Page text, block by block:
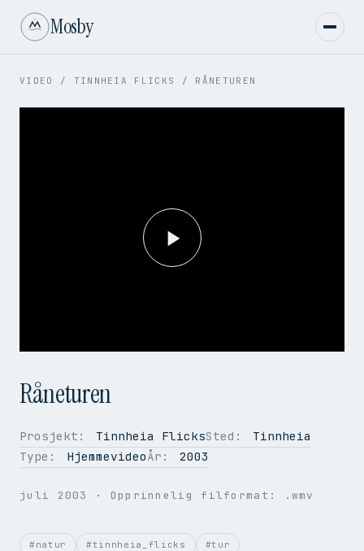
Mosby
VIDEO / TINNHEIA FLICKS / RÅNETUREN
Play
OPPLØSNING 384 × 288
BITRATE 1.3 Mbps
Råneturen
Prosjekt: Tinnheia FlicksSted:
Tinnheia
Type:
HjemmevideoÅr: 2003
juli 2003 · Opprinnelig filformat: .wmv
#natur #tinnheia_flicks #tur